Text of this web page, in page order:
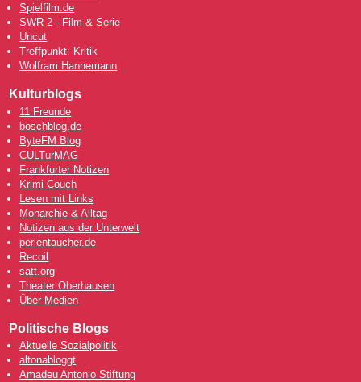
Spielfilm.de
SWR 2 - Film & Serie
Uncut
Treffpunkt: Kritik
Wolfram Hannemann
Kulturblogs
11 Freunde
boschblog.de
ByteFM Blog
CULTurMAG
Frankfurter Notizen
Krimi-Couch
Lesen mit Links
Monarchie & Alltag
Notizen aus der Unterwelt
perlentaucher.de
Recoil
satt.org
Theater Oberhausen
Über Medien
Politische Blogs
Aktuelle Sozialpolitik
altonabloggt
Amadeu Antonio Stiftung